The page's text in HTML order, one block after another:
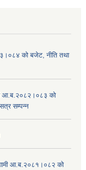
को बजेट, नीति तथा
आ.ब.२०८२।०८३ को
सम्पन्न
आ.ब.२०८१।०८२ को